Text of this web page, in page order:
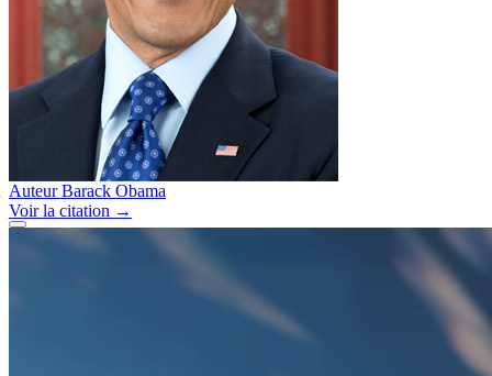
Auteur Barack Obama
Voirla citation →